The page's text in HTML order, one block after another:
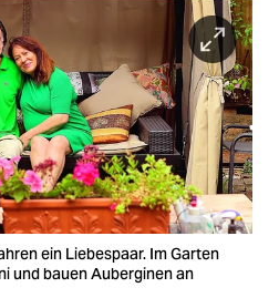
ein Liebespaar. Im Garten
und bauen Auberginen an